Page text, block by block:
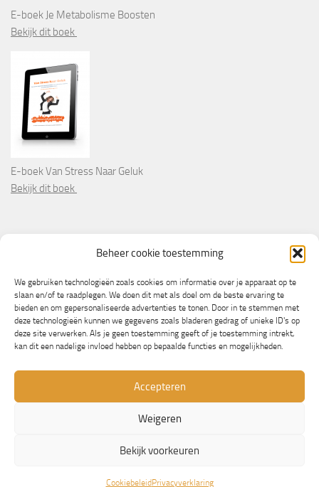
Beheer cookie toestemming
We gebruiken technologieën zoals cookies om informatie over je apparaat op te
slaan en/of te raadplegen. We doen dit met als doel om de beste ervaring te
bieden en om gepersonaliseerde advertenties te tonen. Door in te stemmen met
deze technologieën kunnen we gegevens zoals bladeren gedrag of unieke ID's op
deze site verwerken. Als je geen toestemming geeft of je toestemming intrekt,
kan dit een nadelige invloed hebben op bepaalde functies en mogelijkheden.
Accepteren
Weigeren
Bekijk voorkeuren
CookiebeleidPrivacyverklaring
E-boek Je Metabolisme Boosten
Bekijk dit boek
E-boek Van Stress Naar Geluk
Bekijk dit boek
- Ontworpen met de